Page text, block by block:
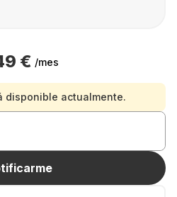
€ /mes
disponible actualmente.